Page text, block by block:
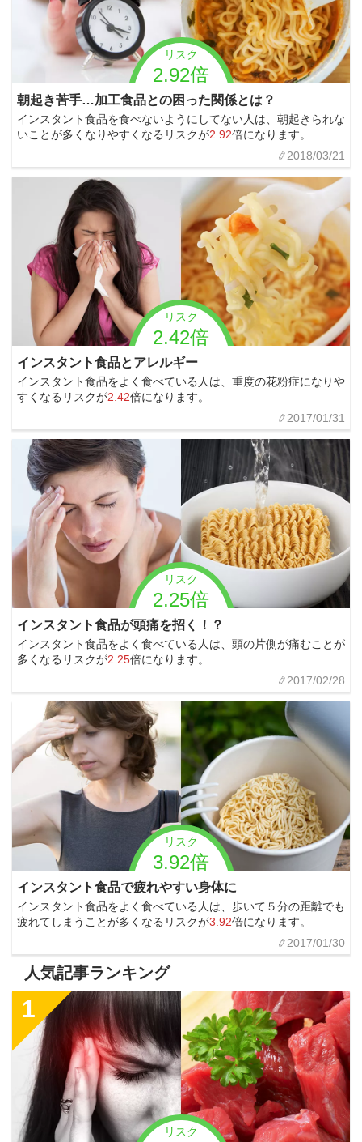
リスク
2.92倍
朝起き苦手…加工食品との困った関係とは？
インスタント食品を食べないようにしてない人は、朝起きられな
いことが多くなりやすくなるリスクが2.92倍になります。
2018/03/21
リスク
2.42倍
インスタント食品とアレルギー
インスタント食品をよく食べている人は、重度の花粉症になりや
すくなるリスクが2.42倍になります。
2017/01/31
リスク
2.25倍
インスタント食品が頭痛を招く！？
インスタント食品をよく食べている人は、頭の片側が痛むことが
多くなるリスクが2.25倍になります。
2017/02/28
リスク
3.92倍
インスタント食品で疲れやすい身体に
インスタント食品をよく食べている人は、歩いて５分の距離でも
疲れてしまうことが多くなるリスクが3.92倍になります。
2017/01/30
人気記事ランキング
リスク
1